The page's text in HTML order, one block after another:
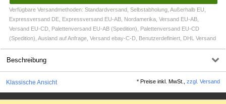
Verfügbare Versandmethoden: Standardversand, Selbstabholung, Außerhalb EU,
Expressversand DE, Expressversand EU-AB, Nordamerika, Versand EU-AB,
Versand EU-CD, Palettenversand EU-AB (Spedition), Palettenversand EU-CD
(Spedition), Ausland auf Anfrage, Versand ebay-C-D, Benutzerdefiniert, DHL Versand
Beschreibung
Klassische Ansicht *Preise inkl. MwSt.,zzgl. Versand